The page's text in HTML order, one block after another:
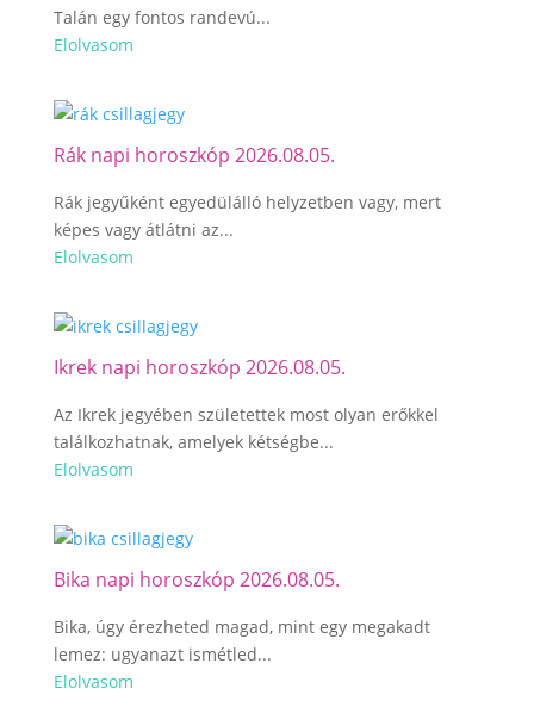
Talán egy fontos randevú...
Elolvasom
Rák napi horoszkóp 2026.08.05.
Rák jegyűként egyedülálló helyzetben vagy, mert
képes vagy átlátni az...
Elolvasom
Ikrek napi horoszkóp 2026.08.05.
Az Ikrek jegyében születettek most olyan erőkkel
találkozhatnak, amelyek kétségbe...
Elolvasom
Bika napi horoszkóp 2026.08.05.
Bika, úgy érezheted magad, mint egy megakadt
lemez: ugyanazt ismétled...
Elolvasom